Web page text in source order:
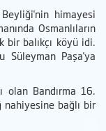
himayesi
Osmanlıların
bir balıkçı köyü idi.
Süleyman Paşa'ya
olan Bandırma 16.
nahiyesine bağlı bir